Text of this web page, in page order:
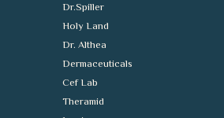
Dr.Spiller
Holy Land
Dr. Althea
Dermaceuticals
Cef Lab
Theramid